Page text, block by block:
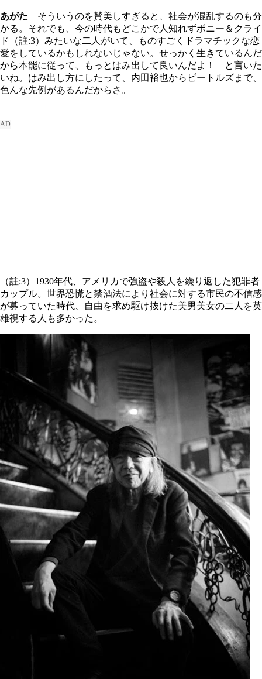
あがた そういうのを賛美しすぎると、社会が混乱するのも分
かる。それでも、今の時代もどこかで人知れずボニー＆クライ
ド（註:3）みたいな二人がいて、ものすごくドラマチックな恋
愛をしているかもしれないじゃない。せっかく生きているんだ
から本能に従って、もっとはみ出して良いんだよ！ と言いた
いね。はみ出し方にしたって、内田裕也からビートルズまで、
色んな先例があるんだからさ。
（註:3）1930年代、アメリカで強盗や殺人を繰り返した犯罪者
カップル。世界恐慌と禁酒法により社会に対する市民の不信感
が募っていた時代、自由を求め駆け抜けた美男美女の二人を英
雄視する人も多かった。